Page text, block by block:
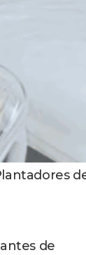
de